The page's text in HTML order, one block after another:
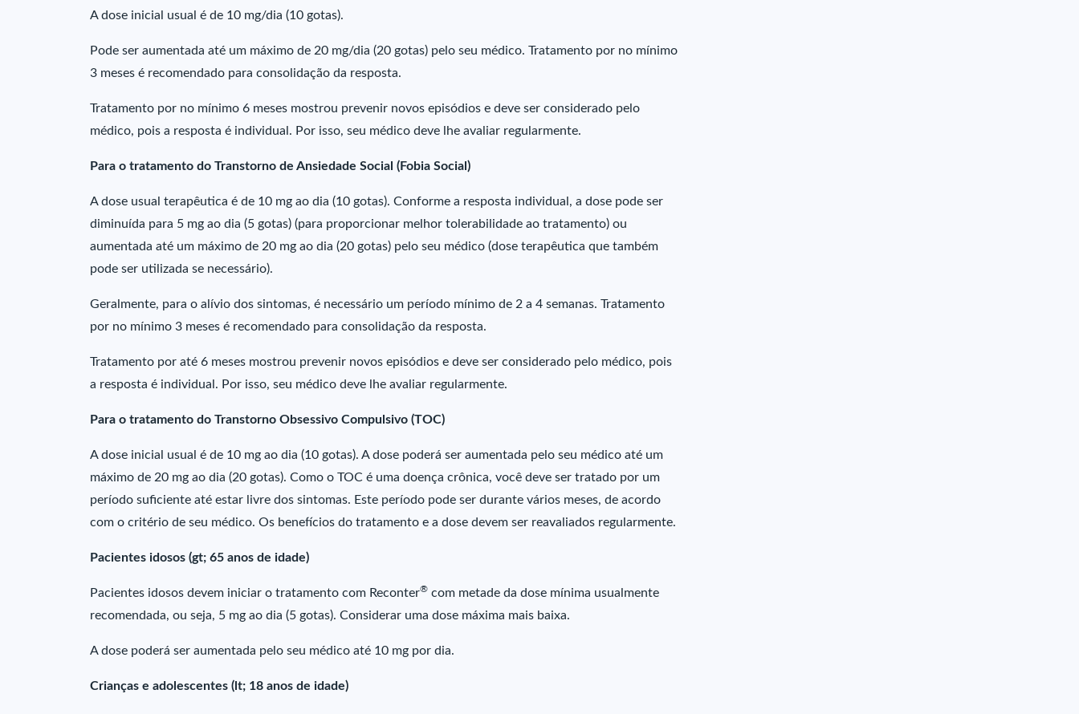
A dose inicial usual é de 10 mg/dia (10 gotas).
Pode ser aumentada até um máximo de 20 mg/dia (20 gotas) pelo seu médico. Tratamento por no mínimo
3 meses é recomendado para consolidação da resposta.
Tratamento por no mínimo 6 meses mostrou prevenir novos episódios e deve ser considerado pelo
médico, pois a resposta é individual. Por isso, seu médico deve lhe avaliar regularmente.
Para o tratamento do Transtorno de Ansiedade Social (Fobia Social)
A dose usual terapêutica é de 10 mg ao dia (10 gotas). Conforme a resposta individual, a dose pode ser
diminuída para 5 mg ao dia (5 gotas) (para proporcionar melhor tolerabilidade ao tratamento) ou
aumentada até um máximo de 20 mg ao dia (20 gotas) pelo seu médico (dose terapêutica que também
pode ser utilizada se necessário).
Geralmente, para o alívio dos sintomas, é necessário um período mínimo de 2 a 4 semanas. Tratamento
por no mínimo 3 meses é recomendado para consolidação da resposta.
Tratamento por até 6 meses mostrou prevenir novos episódios e deve ser considerado pelo médico, pois
a resposta é individual. Por isso, seu médico deve lhe avaliar regularmente.
Para o tratamento do Transtorno Obsessivo Compulsivo (TOC)
A dose inicial usual é de 10 mg ao dia (10 gotas). A dose poderá ser aumentada pelo seu médico até um
máximo de 20 mg ao dia (20 gotas). Como o TOC é uma doença crônica, você deve ser tratado por um
período suficiente até estar livre dos sintomas. Este período pode ser durante vários meses, de acordo
com o critério de seu médico. Os benefícios do tratamento e a dose devem ser reavaliados regularmente.
Pacientes idosos (gt; 65 anos de idade)
Pacientes idosos devem iniciar o tratamento com Reconter® com metade da dose mínima usualmente
recomendada, ou seja, 5 mg ao dia (5 gotas). Considerar uma dose máxima mais baixa.
A dose poderá ser aumentada pelo seu médico até 10 mg por dia.
Crianças e adolescentes (lt; 18 anos de idade)